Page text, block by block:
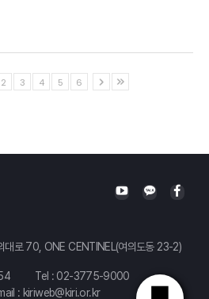
2 3 4 5 6
대로 70, ONE CENTINEL(여의도동 23-2)
Tel : 02-3775-9000
: kiriweb@kiri.or.kr